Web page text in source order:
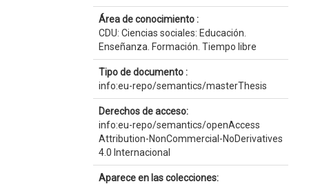
Área de conocimiento :
CDU: Ciencias sociales: Educación.
Enseñanza. Formación. Tiempo libre
Tipo de documento :
info:eu-repo/semantics/masterThesis
Derechos de acceso:
info:eu-repo/semantics/openAccess
Attribution-NonCommercial-NoDerivatives
4.0 Internacional
Aparece en las colecciones: